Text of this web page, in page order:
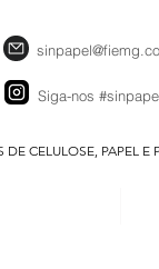
Siga-nos
CELULOSE, PAPEL